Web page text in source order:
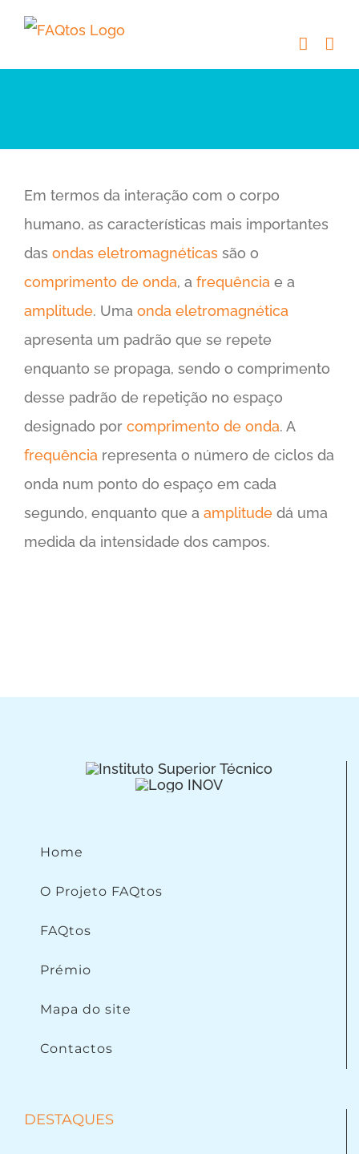
Skip
content
Em termos da interação com o corpo
humano, as características mais importantes
das ondas eletromagnéticas são o
comprimento de onda, a frequência e a
amplitude. Uma onda eletromagnética
apresenta um padrão que se repete
enquanto se propaga, sendo o comprimento
desse padrão de repetição no espaço
designado por comprimento de onda. A
frequência representa o número de ciclos da
onda num ponto do espaço em cada
segundo, enquanto que a amplitude dá uma
medida da intensidade dos campos.
Home
O Projeto FAQtos
FAQtos
Prémio
Mapa do site
Contactos
DESTAQUES